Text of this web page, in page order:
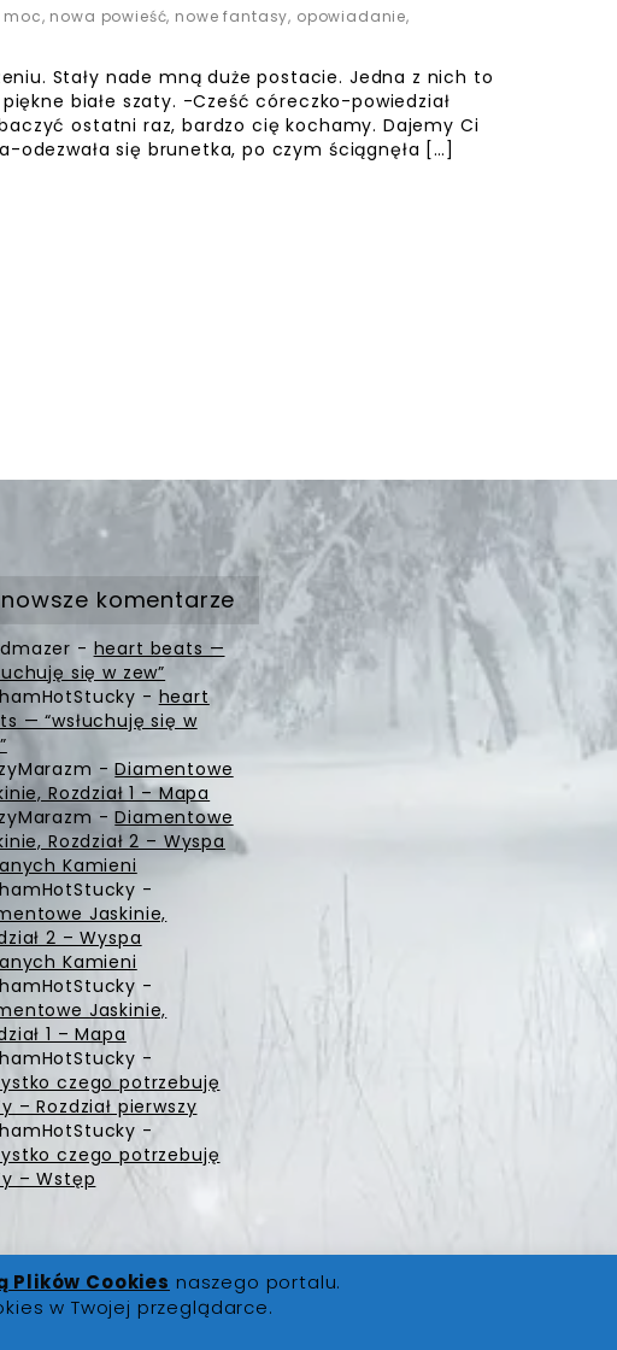
moc, nowa powieść, nowe fantasy, opowiadanie,
Stały nade mną duże postacie. Jedna z nich to
białe szaty. -Cześć córeczko-powiedział
ostatni raz, bardzo cię kochamy. Dajemy Ci
odezwała się brunetka, po czym ściągnęła […]
komentarze
- heart beats —
się w zew”
- heart
— “wsłuchuję się w
-Diamentowe
Rozdział 1 – Mapa
-Diamentowe
Rozdział 2 – Wyspa
Kamieni
-
Jaskinie,
2 – Wyspa
Kamieni
-
Jaskinie,
1 – Mapa
-
czego potrzebuję
– Rozdział pierwszy
-
czego potrzebuję
– Wstęp
Plików Cookies naszego portalu.
w Twojej przeglądarce.